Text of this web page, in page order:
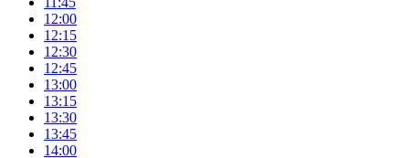
12:00
12:15
12:30
12:45
13:00
13:15
13:30
13:45
14:00